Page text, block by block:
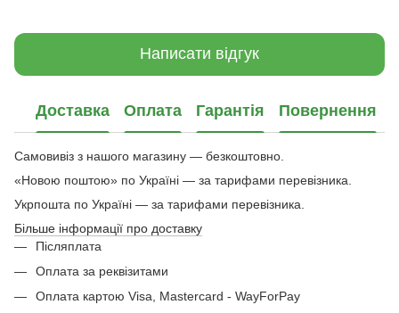
Написати відгук
Доставка Оплата Гарантія Повернення
Самовивіз з нашого магазину — безкоштовно.
«Новою поштою» по Україні — за тарифами перевізника.
Укрпошта по Україні — за тарифами перевізника.
Більше інформації про доставку
Післяплата
Оплата за реквізитами
Оплата картою Visa, Mastercard - WayForPay